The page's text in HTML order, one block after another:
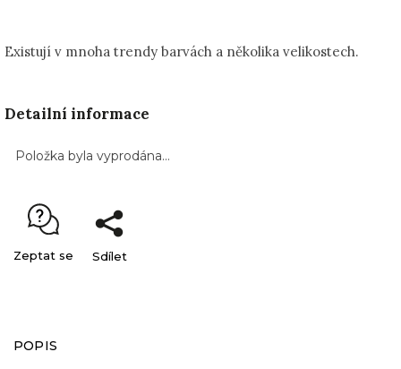
Existují v mnoha trendy barvách a několika velikostech.
Detailní informace
Položka byla vyprodána…
Zeptat se Sdílet
POPIS